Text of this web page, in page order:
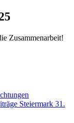
Zusammenarbeit!
Steiermark 31.